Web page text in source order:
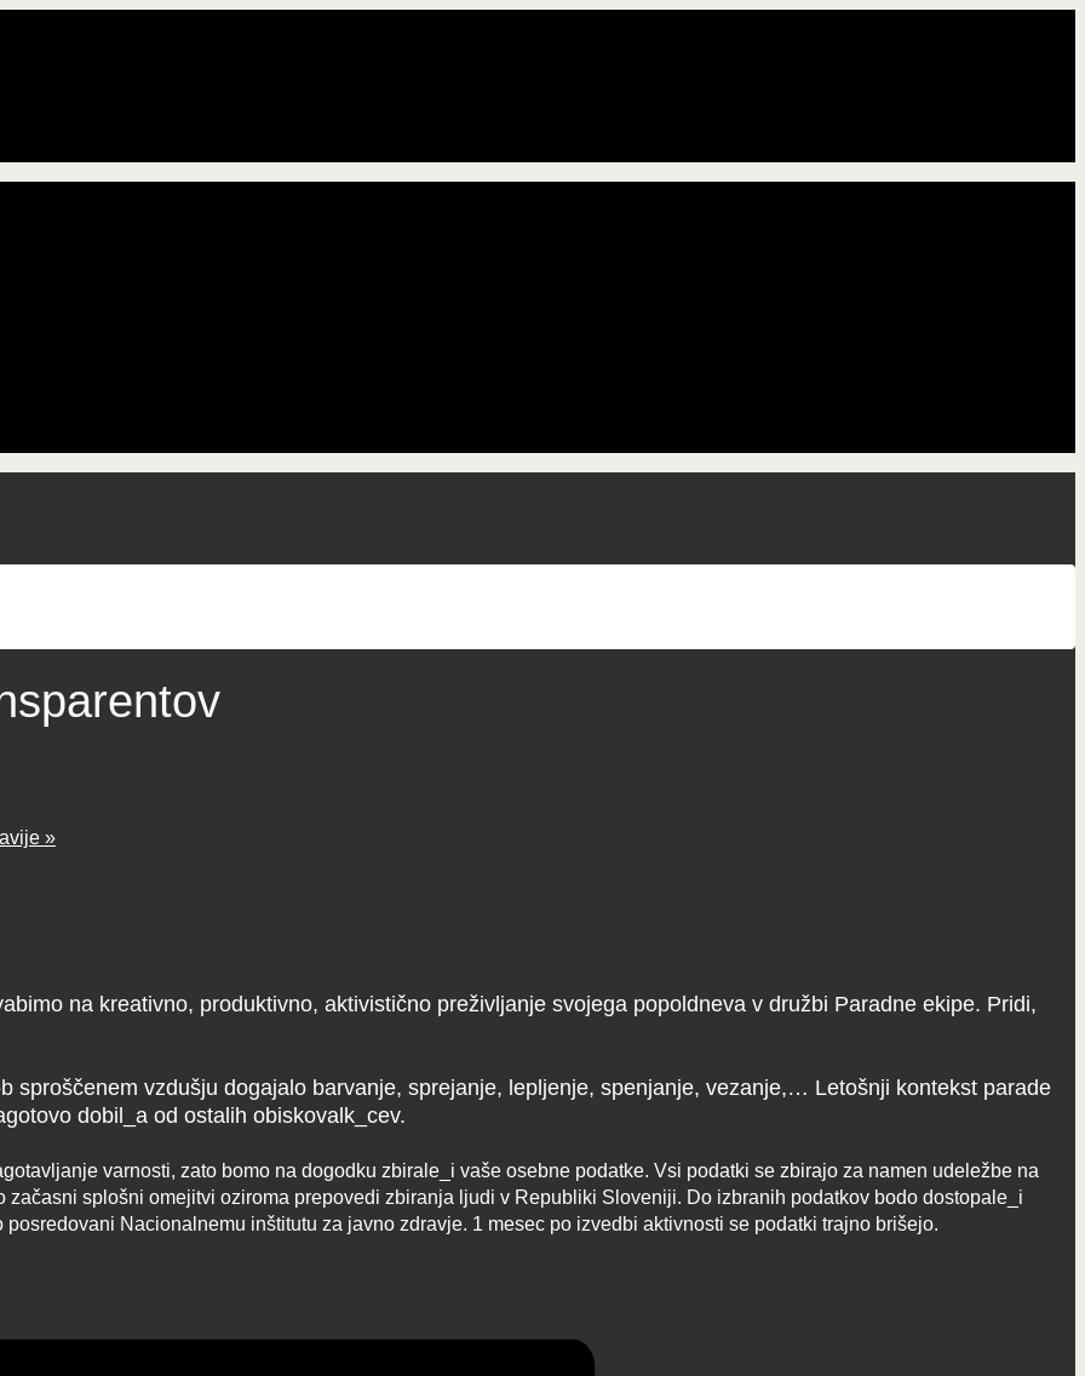
»
na kreativno, produktivno, aktivistično preživljanje svojega popoldneva v družbi Paradne ekipe. Pridi,
sproščenem vzdušju dogajalo barvanje, sprejanje, lepljenje, spenjanje, vezanje,… Letošnji kontekst parade
dobil_a od ostalih obiskovalk_cev.
varnosti, zato bomo na dogodku zbirale_i vaše osebne podatke. Vsi podatki se zbirajo za namen udeležbe na
splošni omejitvi oziroma prepovedi zbiranja ljudi v Republiki Sloveniji. Do izbranih podatkov bodo dostopale_i
Nacionalnemu inštitutu za javno zdravje. 1 mesec po izvedbi aktivnosti se podatki trajno brišejo.